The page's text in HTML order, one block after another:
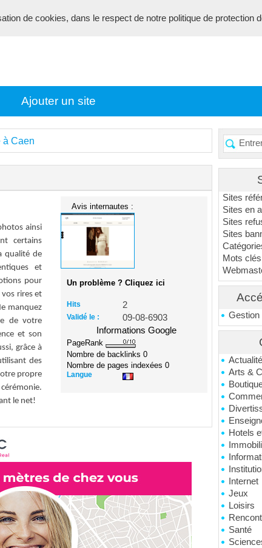
Ajouter un site
Sites
Sites en
Sites
Sites
Mots
Gestion
Arts &
Hotels
Internet
Jeux
Loisirs
Santé
à Caen
ainsi
certains
qualité de
et
pour
vos rires et
manquez
de votre
et son
grâce à
des
propre
le net!
Avis internautes :
Un problème ? Cliquez ici
Hits 2
Validé le :
09-08-6903
Informations Google
PageRank
Nombre de backlinks0
Nombre de pages indexées0
Langue
de cookies, dans le respect de notre politique de protection